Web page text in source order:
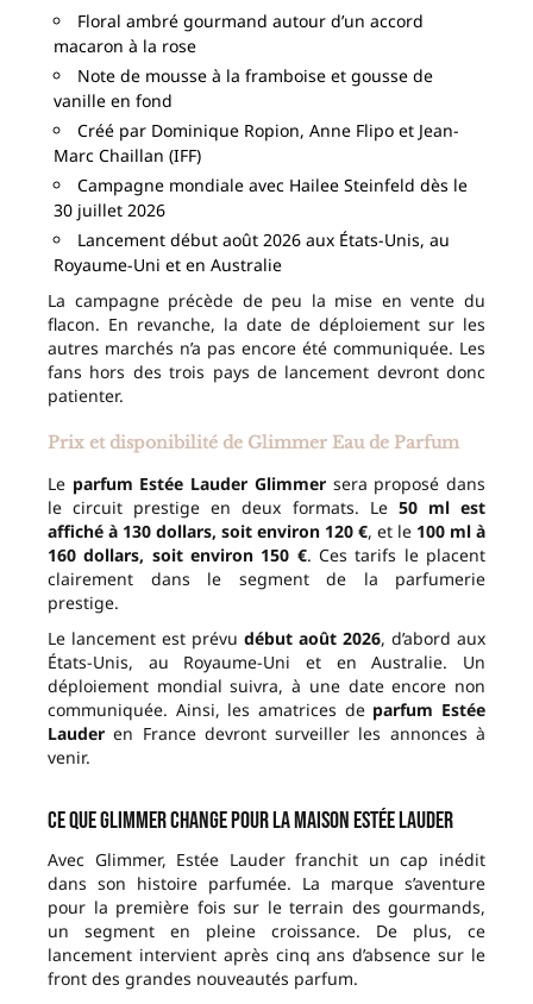
Floral ambré gourmand autour d’un accord
macaron à la rose
Note de mousse à la framboise et gousse de
vanille en fond
Créé par Dominique Ropion, Anne Flipo et Jean-
Marc Chaillan (IFF)
Campagne mondiale avec Hailee Steinfeld dès le
30 juillet 2026
Lancement début août 2026 aux États-Unis, au
Royaume-Uni et en Australie
La campagne précède de peu la mise en vente du
flacon. En revanche, la date de déploiement sur les
autres marchés n’a pas encore été communiquée. Les
fans hors des trois pays de lancement devront donc
patienter.
Prix et disponibilité de Glimmer Eau de Parfum
Le parfum Estée Lauder Glimmersera proposé dans
le circuit prestige en deux formats. Le 50 ml est
affiché à 130 dollars, soit environ 120 €, et le 100 ml à
160 dollars, soit environ 150 €. Ces tarifs le placent
clairement dans le segment de la parfumerie
prestige.
Le lancement est prévu début août 2026, d’abord aux
États-Unis, au Royaume-Uni et en Australie. Un
déploiement mondial suivra, à une date encore non
communiquée. Ainsi, les amatrices de parfum Estée
Lauder en France devront surveiller les annonces à
venir.
Ce que Glimmer change pour la maison Estée Lauder
Avec Glimmer, Estée Lauder franchit un cap inédit
dans son histoire parfumée. La marque s’aventure
pour la première fois sur le terrain des gourmands,
un segment en pleine croissance. De plus, ce
lancement intervient après cinq ans d’absence sur le
front des grandes nouveautés parfum.